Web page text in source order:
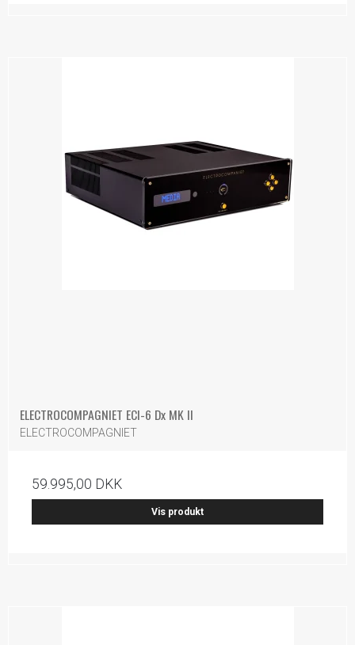
ELECTROCOMPAGNIET ECI-6 Dx MK II
ELECTROCOMPAGNIET
59.995,00 DKK
Vis produkt